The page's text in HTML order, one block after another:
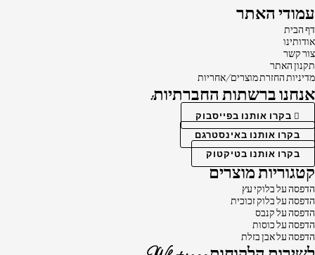
עמודי האתר
דף הבית
אודותינו
צור קשר
תקנון האתר
מדיניות החזרת מוצרים/אחריות
אנחנו ברשתות החברתיות:
בקרו אותנו בפייסבוק
בקרו אותנו באינסטרגם
בקרו אותנו בטיקטוק
קטגוריות מוצרים
הדפסה על בלוקי עץ
הדפסה על בלוק זכוכית
הדפסה על קנבס
הדפסה על כוסות
הדפסה על אבן בזלת